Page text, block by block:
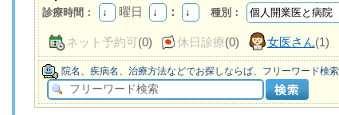
診療時間： 曜日 ： 種別：
ネット予約可(0) 休日診療(0) 女医さん(1)
院名、疾病名、治療方法などでお探しならば、フリーワード検